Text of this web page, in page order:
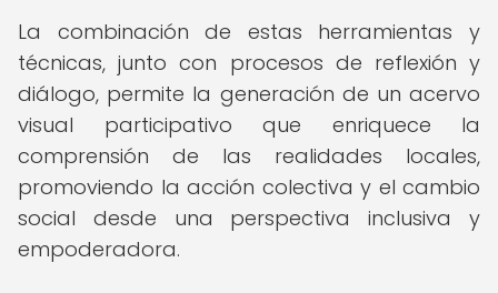
La combinación de estas herramientas y
técnicas, junto con procesos de reflexión y
diálogo, permite la generación de un acervo
visual participativo que enriquece la
comprensión de las realidades locales,
promoviendo la acción colectiva y el cambio
social desde una perspectiva inclusiva y
empoderadora.